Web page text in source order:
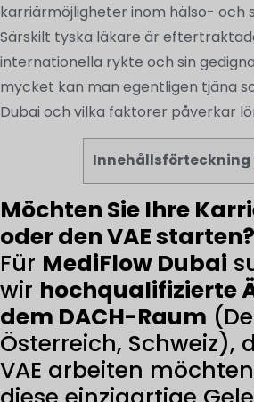
karriärmöjligheter inom hälso- och
Särskilt tyska läkare är
internationella rykte och sin
mycket kan man egentligen tjäna
Dubai och vilka faktorer påverkar
Innehållsförteckning
Möchten Sie Ihre
oder den VAE starten?
Für MediFlow Dubai
wir hochqualifizierte
dem DACH-Raum
Österreich, Schweiz),
VAE arbeiten